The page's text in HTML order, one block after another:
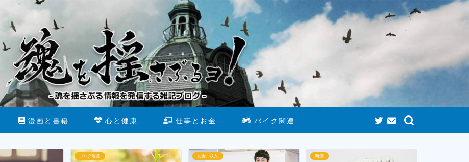
漫画と書籍 心と健康 仕事とお金 バイク関連
ブログ運営 お金・収入 断酒